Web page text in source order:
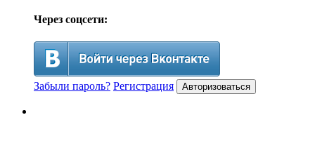
Через соцсети:
Забыли пароль? Регистрация Авторизоваться